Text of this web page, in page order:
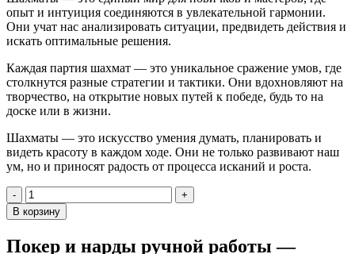
опыт и интуиция соединяются в увлекательной гармонии.
Они учат нас анализировать ситуации, предвидеть действия и
искать оптимальные решения.
Каждая партия шахмат — это уникальное сражение умов, где
столкнутся разные стратегии и тактики. Они вдохновляют на
творчество, на открытие новых путей к победе, будь то на
доске или в жизни.
Шахматы — это искусство умения думать, планировать и
видеть красоту в каждом ходе. Они не только развивают наш
ум, но и приносят радость от процесса исканий и роста.
Количество
товара
Шахматные
"Стейниц"
В корзину
Покер и нарды ручной работы —